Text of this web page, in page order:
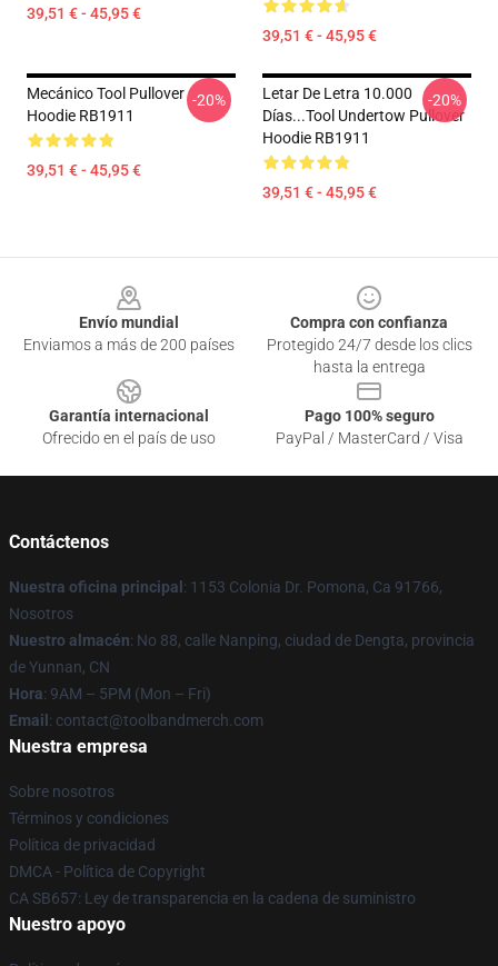
39,51 € - 45,95 €
39,51 € - 45,95 €
Mecánico Tool Pullover
Hoodie RB1911
39,51 € - 45,95 €
-20%
Letar De Letra 10.000
Días...tool Undertow Pullover
Hoodie RB1911
39,51 € - 45,95 €
-20%
Envío mundial
Enviamos a más de 200 países
Compra con confianza
Protegido 24/7 desde los clics
hasta la entrega
Garantía internacional
Ofrecido en el país de uso
Pago 100% seguro
PayPal / MasterCard / Visa
Contáctenos
Nuestra oficina principal : 1153 Colonia Dr. Pomona, Ca 91766,
Nosotros
Nuestro almacén: No 88, calle Nanping, ciudad de Dengta, provincia
de Yunnan, CN
Hora: 9AM – 5PM (Mon – Fri)
Email : contact@toolbandmerch.com
Nuestra empresa
Sobre nosotros
Términos y condiciones
Política de privacidad
DMCA - Política de Copyright
CA SB657: Ley de transparencia en la cadena de suministro
Nuestro apoyo